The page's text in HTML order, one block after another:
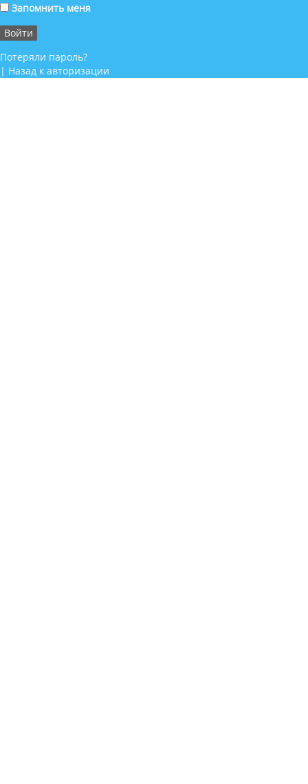
Запомнить меня
Потеряли пароль?
| Назад к авторизации